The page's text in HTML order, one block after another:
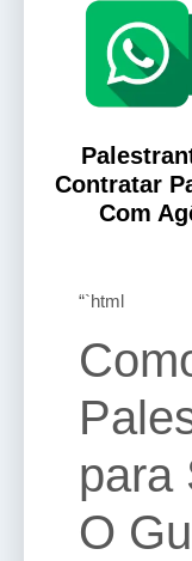
Contratar
Com
“`html
para
O